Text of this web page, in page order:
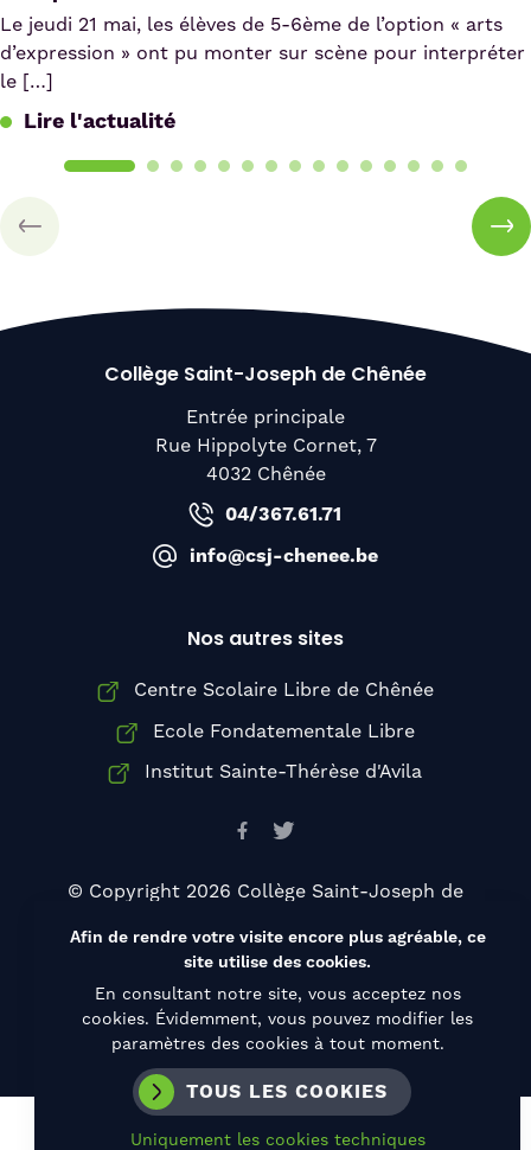
Le jeudi 21 mai, les élèves de 5-6ème de l’option « arts
d’expression » ont pu monter sur scène pour interpréter
le […]
Lire l'actualité
Collège Saint-Joseph de Chênée
Entrée principale
Rue Hippolyte Cornet, 7
4032 Chênée
04/367.61.71
info@csj-chenee.be
Nos autres sites
Centre Scolaire Libre de Chênée
Ecole Fondatementale Libre
Institut Sainte-Thérèse d'Avila
© Copyright 2026 Collège Saint-Joseph de
Conditions d’utilisation
Afin de rendre votre visite encore plus agréable, ce
site utilise des cookies.
En consultant notre site, vous acceptez nos
cookies. Évidemment, vous pouvez modifier les
paramètres des cookies à tout moment.
TOUS LES COOKIES
Uniquement les cookies techniques